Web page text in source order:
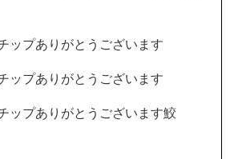
ップありがとうございます
ップありがとうございます
ップありがとうございます鮫